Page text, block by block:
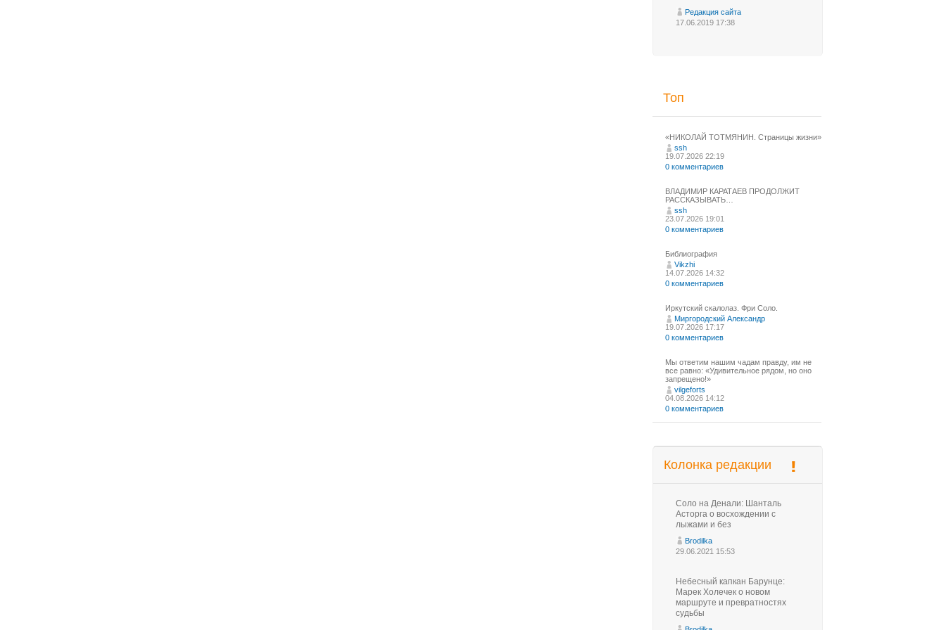
Редакция сайта
17.06.2019 17:38
Топ
«НИКОЛАЙ ТОТМЯНИН. Страницы жизни»
ssh
19.07.2026 22:19
0 комментариев
ВЛАДИМИР КАРАТАЕВ ПРОДОЛЖИТ
РАССКАЗЫВАТЬ…
ssh
23.07.2026 19:01
0 комментариев
Библиография
Vikzhi
14.07.2026 14:32
0 комментариев
Иркутский скалолаз. Фри Соло.
Миргородский Александр
19.07.2026 17:17
0 комментариев
Мы ответим нашим чадам правду, им не
все равно: «Удивительное рядом, но оно
запрещено!»
vilgeforts
04.08.2026 14:12
0 комментариев
Колонка редакции
Соло на Денали: Шанталь
Асторга о восхождении с
лыжами и без
Brodilka
29.06.2021 15:53
Небесный капкан Барунце:
Марек Холечек о новом
маршруте и превратностях
судьбы